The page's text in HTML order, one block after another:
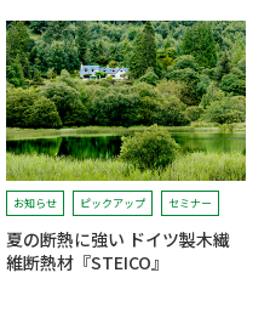
お知らせ ピックアップ セミナー
夏の断熱に強い ドイツ製木繊
維断熱材『STEICO』